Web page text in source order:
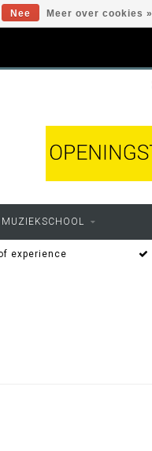
MUZIEKSCHOOL
experience
Nee Meer over cookies »